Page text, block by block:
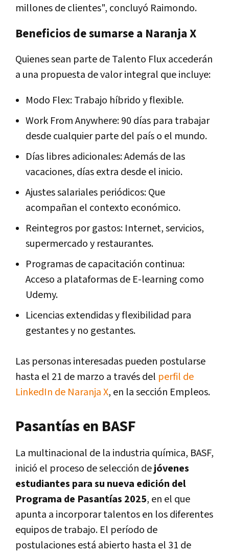
millones de clientes", concluyó Raimondo.
Beneficios de sumarse a Naranja X
Quienes sean parte de Talento Flux accederán
a una propuesta de valor integral que incluye:
Modo Flex: Trabajo híbrido y flexible.
Work From Anywhere: 90 días para trabajar
desde cualquier parte del país o el mundo.
Días libres adicionales: Además de las
vacaciones, días extra desde el inicio.
Ajustes salariales periódicos: Que
acompañan el contexto económico.
Reintegros por gastos: Internet, servicios,
supermercado y restaurantes.
Programas de capacitación continua:
Acceso a plataformas de E-learning como
Udemy.
Licencias extendidas y flexibilidad para
gestantes y no gestantes.
Las personas interesadas pueden postularse
hasta el 21 de marzo a través del perfil de
LinkedIn de Naranja X, en la sección Empleos.
Pasantías en BASF
La multinacional de la industria química, BASF,
inició el proceso de selección dejóvenes
estudiantes para su nueva edición del
Programa de Pasantías 2025, en el que
apunta a incorporar talentos en los diferentes
equipos de trabajo. El período de
postulaciones está abierto hasta el 31 de